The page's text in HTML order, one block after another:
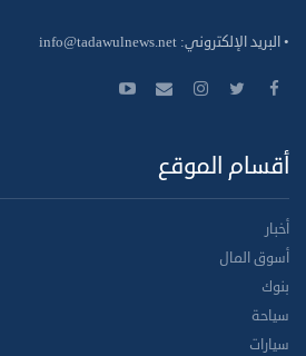
• البريد الإلكتروني: info@tadawulnews.net
أقسام الموقع
أخبار
أسوق المال
بنوك
سياحة
سيارات